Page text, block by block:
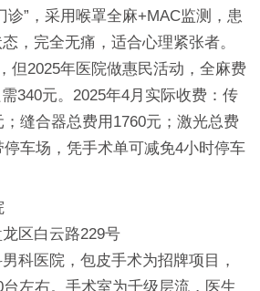
诊”，采用喉罩全麻+MAC监测，患
，完全无痛，适合心理紧张者。
但2025年医院做惠民活动，全麻费
340元。2025年4月实际收费：传
缝合器总费用1760元；激光总费
车场，凭手术单可减免4小时停车
区白云路229号
科医院，包皮手术为招牌项目，
左右。手术室为千级层流，医生